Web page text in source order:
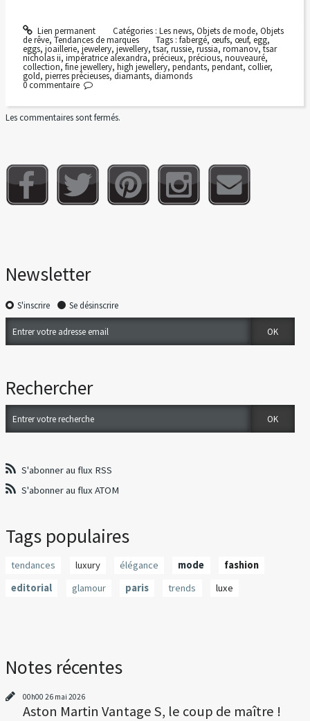
Lien permanent Catégories : Les news, Objets de mode, Objets
de rêve, Tendances de marques Tags :fabergé,œufs,œuf,egg,
eggs, joaillerie, jewelery, jewellery, tsar,russie, russia, romanov,tsar
nicholas ii, impératrice alexandra, précieux, précious, nouveauré,
collection, fine jewellery, high jewellery, pendants, pendant, collier,
gold, pierres précieuses,diamants, diamonds
0 commentaire
Les commentaires sont fermés.
Newsletter
S'inscrire Se désinscrire
Rechercher
S'abonner au flux RSS
S'abonner au flux ATOM
Tags populaires
tendances luxury élégance mode
fashion
editorial
glamour paris trends luxe
Notes récentes
00h00 26 mai 2026
Aston Martin Vantage S, le coup de maître !